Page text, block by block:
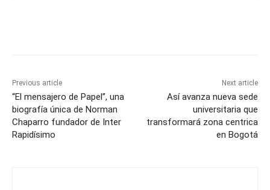
Previous article
“El mensajero de Papel”, una
biografía única de Norman
Chaparro fundador de Inter
Rapidísimo
Next article
Así avanza nueva sede
universitaria que
transformará zona centrica
en Bogotá